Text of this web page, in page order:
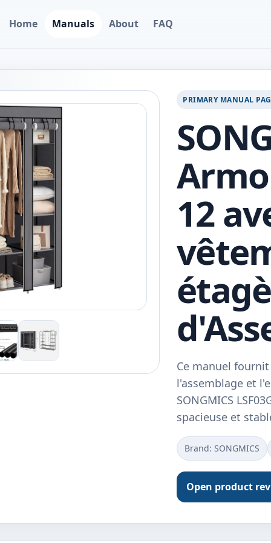
Home Manuals About FAQ
PRIMARY MANUAL
12
Ce manuel
l'assemblage et
SONGMICS
spacieuse et
Brand: SONGMICS
Open product